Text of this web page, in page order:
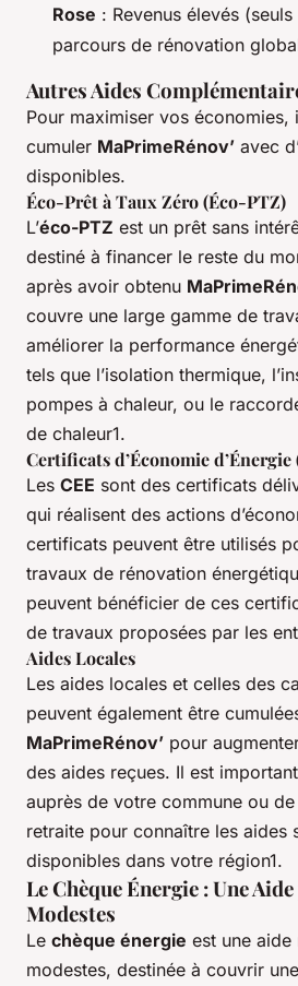
Rose : Revenus élevés
parcours de rénovation
Autres Aides
Pour maximiser vos économies,
cumuler MaPrimeRénov’ avec
disponibles.
Éco-Prêt à Taux Zéro (Éco-PTZ)
L’éco-PTZ est un prêt sans
destiné à financer le reste du
après avoir obtenu
couvre une large gamme de
améliorer la performance
tels que l’isolation thermique,
pompes à chaleur, ou le
de chaleur1.
Certificats d’Économie d’Énergie
Les CEE sont des certificats
qui réalisent des actions
certificats peuvent être utilisés
travaux de rénovation
peuvent bénéficier de ces
de travaux proposées par les
Aides Locales
Les aides locales et celles des
peuvent également être
MaPrimeRénov’ pour
des aides reçues. Il est
auprès de votre commune ou
retraite pour connaître les aides
disponibles dans votre région1.
Le Chèque Énergie : Une
Modestes
Le chèque énergie est une
modestes, destinée à couvrir